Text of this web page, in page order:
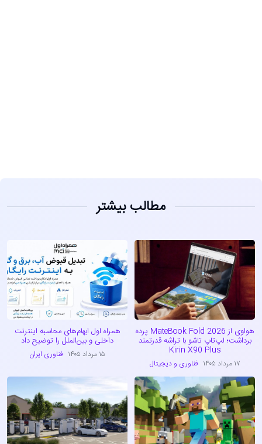
مطالب بیشتر
هواوی از MateBook Fold 2026 پرده
برداشت؛ لپ‌تاپ تاشو با تراشه قدرتمند
Kirin X90 Plus
۱۷ مرداد ۱۴۰۵ فناوری و دیجیتال
همراه اول ابهام‌های محاسبه اینترنت
داخلی و بین‌الملل را توضیح داد
۱۵ مرداد ۱۴۰۵ فناوری ایران